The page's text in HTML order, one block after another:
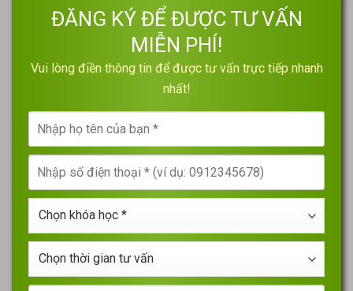
ĐĂNG KÝ ĐỂ ĐƯỢC TƯ VẤN
MIỄN PHÍ!
Vui lòng điền thông tin để được tư vấn trực tiếp nhanh
nhất!
họ
tên
của
bạn
*
số
điện
thoại
khóa
học
thời
gian